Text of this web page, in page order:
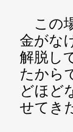
この
金がな
解脱し
たから
どほど
せてき